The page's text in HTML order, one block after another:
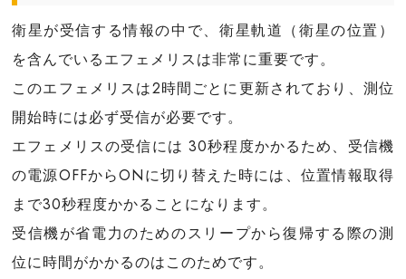
衛星が受信する情報の中で、衛星軌道（衛星の位置）
を含んでいるエフェメリスは非常に重要です。
このエフェメリスは2時間ごとに更新されており、測位
開始時には必ず受信が必要です。
エフェメリスの受信には 30秒程度かかるため、受信機
の電源OFFからONに切り替えた時には、位置情報取得
まで30秒程度かかることになります。
受信機が省電力のためのスリープから復帰する際の測
位に時間がかかるのはこのためです。